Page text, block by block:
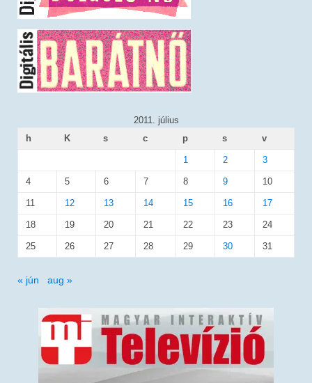
2011. július
h
K s c p s v
1 2 3
4 5 6 7 8 9 10
11 12 13 14 15 16 17
18 19 20 21 22 23 24
25 26 27 28 29 30 31
« jún aug »